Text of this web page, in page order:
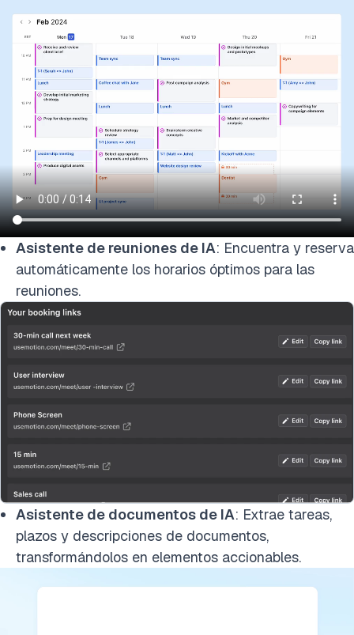
Asistente de reuniones de IA: Encuentra y reserva
automáticamente los horarios óptimos para las
reuniones.
Asistente de documentos de IA: Extrae tareas,
plazos y descripciones de documentos,
transformándolos en elementos accionables.